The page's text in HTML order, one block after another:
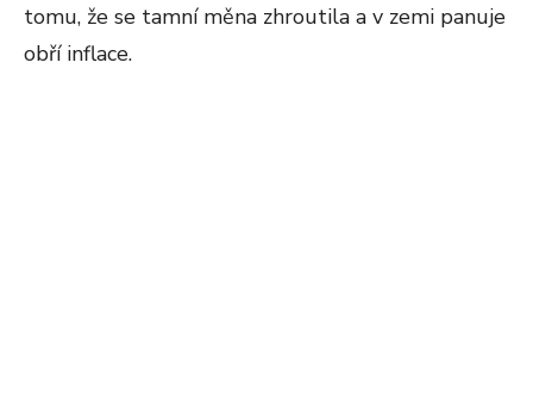
tomu, že se tamní měna zhroutila a v zemi panuje
obří inflace.